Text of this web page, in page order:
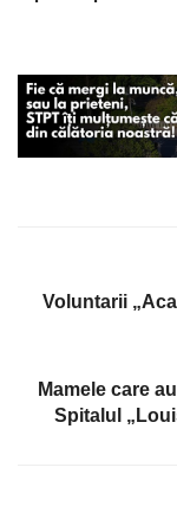
Voluntarii
Mamele care
Spitalul